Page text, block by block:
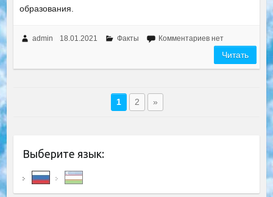
образования.
admin 18.01.2021 Факты Комментариев нет
Читать
1 2 »
Выберите язык: